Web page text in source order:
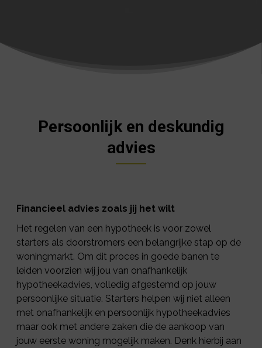
Persoonlijk en deskundig
advies
Financieel advies zoals jij het wilt
Het regelen van een hypotheek is voor zowel
starters als doorstromers een belangrijke stap op de
woningmarkt. Om dit proces in goede banen te
leiden voorzien wij jou van onafhankelijk
hypotheekadvies, volledig afgestemd op jouw
persoonlijke situatie. Starters helpen wij niet alleen
met onafhankelijk en persoonlijk hypotheekadvies
maar ook met andere zaken die de aankoop van
jouw eerste woning mogelijk maken. Denk hierbij aan